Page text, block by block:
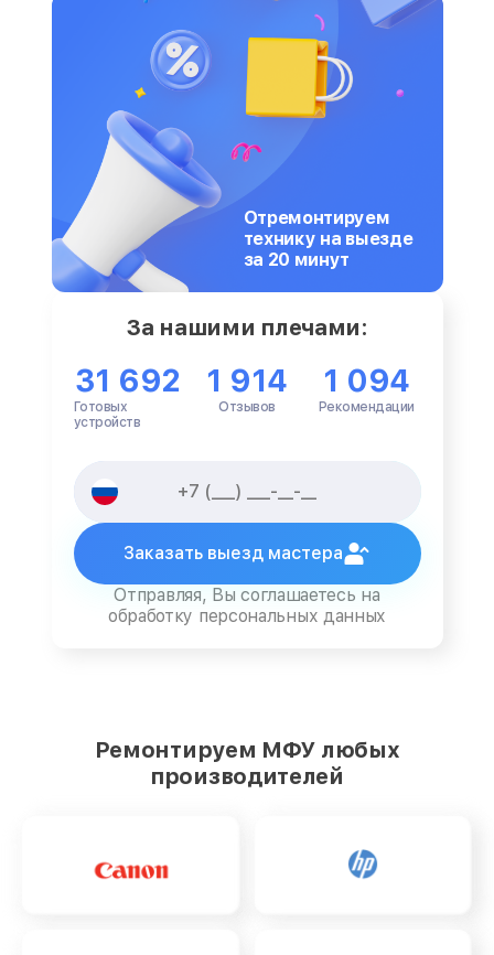
Отремонтируем
технику на выезде
за 20 минут
За нашими плечами:
31 692
Готовых
устройств
1 914
Отзывов
1 094
Рекомендации
Заказать выезд мастера
Отправляя, Вы соглашаетесь на
обработку персональных данных
Ремонтируем МФУ любых
производителей